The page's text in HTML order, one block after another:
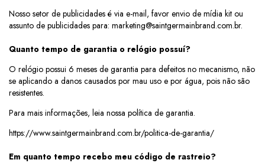
Nosso setor de publicidades é via e-mail, favor envio de mídia kit ou
assunto de publicidades para: marketing@saintgermainbrand.com.br.
Quanto tempo de garantia o relógio possuí?
O relógio possui 6 meses de garantia para defeitos no mecanismo, não
se aplicando a danos causados por mau uso e por água, pois não são
resistentes.
Para mais informações, leia nossa política de garantia.
https://www.saintgermainbrand.com.br/politica-de-garantia/
Em quanto tempo recebo meu código de rastreio?